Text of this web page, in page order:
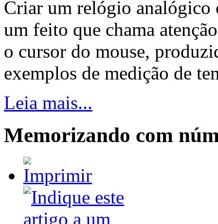
Criar um relógio analógico
um feito que chama
o cursor do mouse,
exemplos de medição de
Leia mais...
Memorizando com